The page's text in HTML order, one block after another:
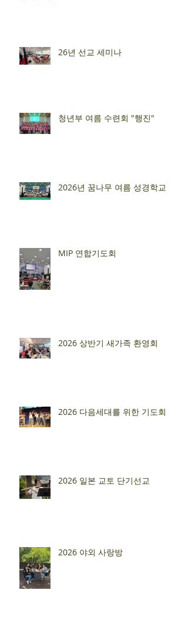
26년 선교 세미나
청년부 여름 수련회 "행진"
2026년 꿈나무 여름 성경학교
MIP 연합기도회
2026 상반기 새가족 환영회
2026 다음세대를 위한 기도회
2026 일본 교토 단기선교
2026 야외 사랑방